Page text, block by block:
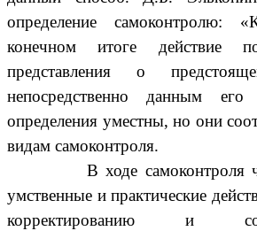
определение самоконтролю:
конечном итоге действие
представления о
непосредственно данным
определения уместны, но они
видам самоконтроля.
В ходе самоконтроля
умственные и практические
корректированию и